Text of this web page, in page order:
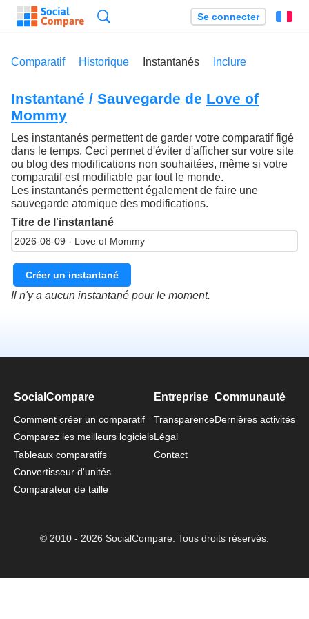
Se connecter
Comparatif Historique Instantanés Inclure
Instantané / Sauvegarde de Love of
Mommy
Les instantanés permettent de garder votre comparatif figé
dans le temps. Ceci permet d'éviter d'afficher sur votre site
ou blog des modifications non souhaitées, même si votre
comparatif est modifiable par tout le monde.
Les instantanés permettent également de faire une
sauvegarde atomique des modifications.
Titre de l'instantané
Créer un instantané
Il n'y a aucun instantané pour le moment.
SocialCompare
Comment créer un comparatif
Comparez les meilleurs logiciels
Tableaux comparatifs
Convertisseur d'unités
Comparateur de taille
Entreprise
Transparence
Légal
Contact
Communauté
Dernières activités
© 2010 - 2026 SocialCompare. Tous droits réservés.